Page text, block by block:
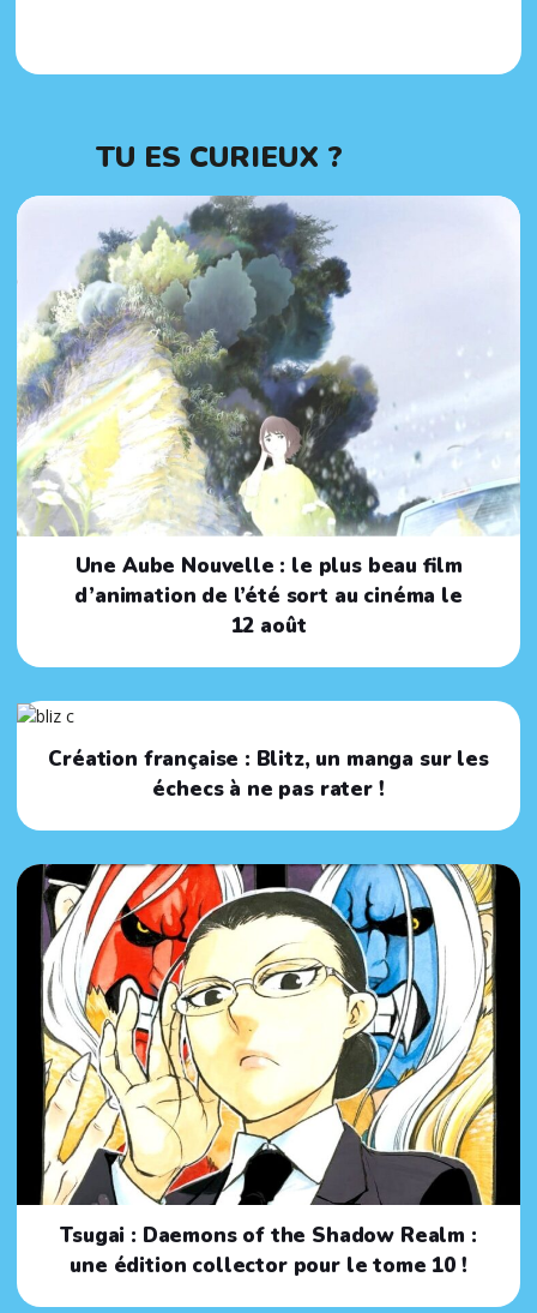
TU ES CURIEUX ?
Une Aube Nouvelle : le plus beau film
d’animation de l’été sort au cinéma le
12 août
Création française : Blitz, un manga sur les
échecs à ne pas rater !
Tsugai : Daemons of the Shadow Realm :
une édition collector pour le tome 10 !